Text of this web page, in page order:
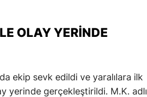
OLAY YERINDE
ekip sevk edildi ve yaralılara ilk
yerinde gerçekleştirildi. M.K. adlı